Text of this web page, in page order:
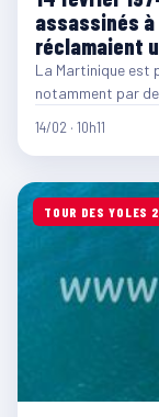
assassinés à
réclamaient
La Martinique est
notamment par
14/02 · 10h11
TOUR DES YOLES